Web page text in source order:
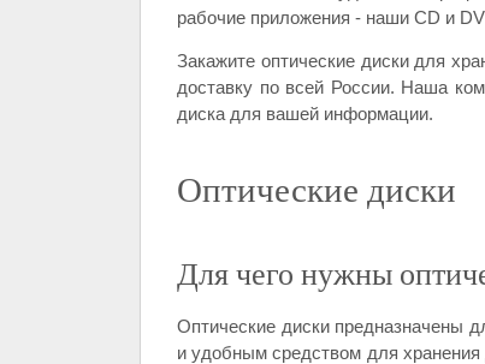
рабочие приложения - наши CD и
Закажите оптические диски для
доставку по всей России. Наша
диска для вашей информации.
Оптические диски
Для чего нужны
Оптические диски предназначены
и удобным средством для хранения